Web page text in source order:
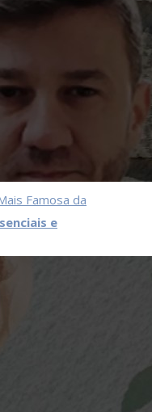
Famosa da
e